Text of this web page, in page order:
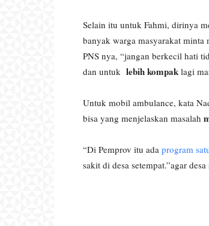
Selain itu untuk Fahmi, dirinya
banyak warga masyarakat
PNS nya, “jangan berkecil hati
dan untuk lebih kompak lagi
Untuk mobil ambulance, kata
bisa yang menjelaskan masalah
“Di Pemprov itu ada program
sakit di desa setempat.”agar